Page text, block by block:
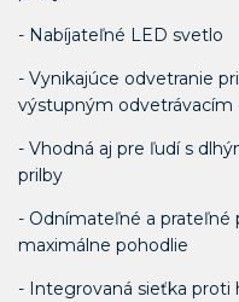
- Nabíjateľné LED svetlo
- Vynikajúce odvetranie
výstupným odvetrávacím
- Vhodná aj pre ľudí s
prilby
- Odnímateľné a prateľné
maximálne pohodlie
- Integrovaná sieťka proti